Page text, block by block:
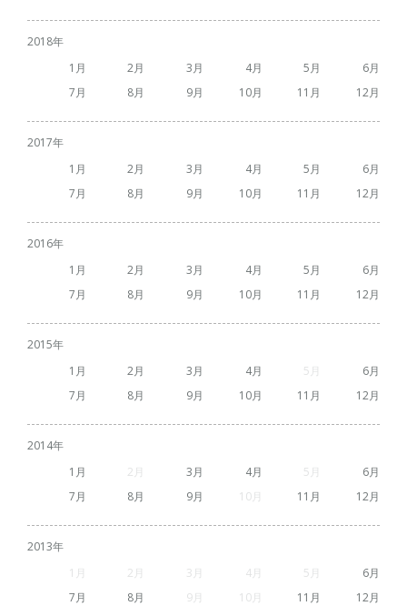
2018
1
2 3 4 5
6
7
8 9 10 11 12
2017
1
2 3 4 5
6
7
8 9 10 11 12
2016
1
2 3 4 5
6
7
8 9 10 11 12
2015
1
2 3 4 5
6
7
8 9 10 11 12
2014
1
2 3 4 5
6
7
8 9 10 11 12
2013
1
2 3 4 5
6
7
8 9 10 11 12